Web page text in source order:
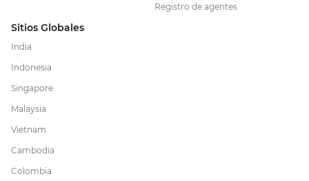
Registro de agentes
Sitios Globales
India
Indonesia
Singapore
Malaysia
Vietnam
Cambodia
Colombia